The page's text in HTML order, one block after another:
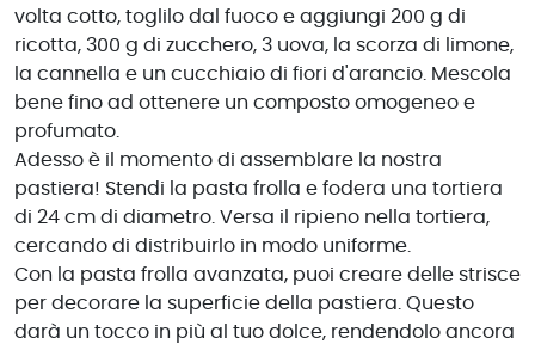
volta cotto, toglilo dal fuoco e aggiungi 200 g di
ricotta, 300 g di zucchero, 3 uova, la scorza di limone,
la cannella e un cucchiaio di fiori d'arancio. Mescola
bene fino ad ottenere un composto omogeneo e
profumato.
Adesso è il momento di assemblare la nostra
pastiera! Stendi la pasta frolla e fodera una tortiera
di 24 cm di diametro. Versa il ripieno nella tortiera,
cercando di distribuirlo in modo uniforme.
Con la pasta frolla avanzata, puoi creare delle strisce
per decorare la superficie della pastiera. Questo
darà un tocco in più al tuo dolce, rendendolo ancora